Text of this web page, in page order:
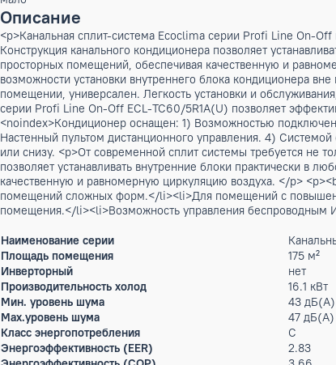
Бренд:Ecoclima
Артикул: X-00013935, X-00013921
162 600 ₽
мало
Описание
<p>Канальная сплит-система Ecoclima серии Profi
Конструкция канального кондиционера позволяет
просторных помещений, обеспечивая качественную
возможности установки внутреннего блока
помещении, универсален. Легкость установки и
серии Profi Line On-Off ECL-TC60/5R1A(U) позволяет
<noindex>Кондиционер оснащен: 1) Возможностью
Настенный пультом дистанционного управления. 4)
или снизу. <p>От современной сплит системы
позволяет устанавливать внутренние блоки
качественную и равномерную циркуляцию воздуха.
помещений сложных форм.</li><li>Для помещений с
помещения.</li><li>Возможность управления